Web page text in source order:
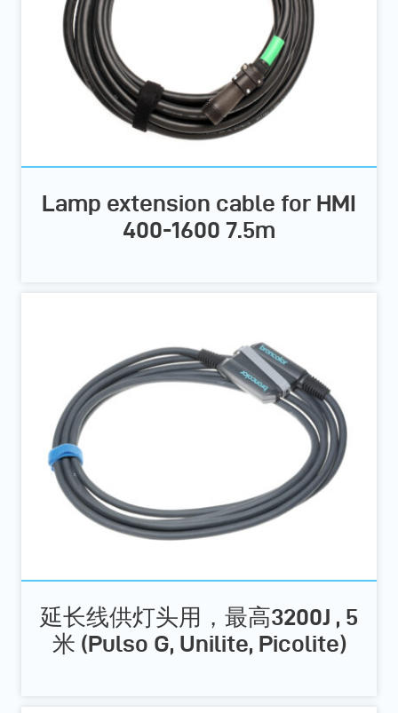
Lamp extension cable for HMI
400-1600 7.5m
延长线供灯头用，最高3200J , 5
米 (Pulso G, Unilite, Picolite)